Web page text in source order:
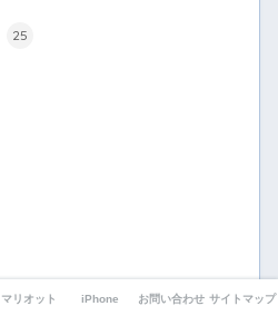
25
マリオット iPhone お問い合わせ サイトマップ